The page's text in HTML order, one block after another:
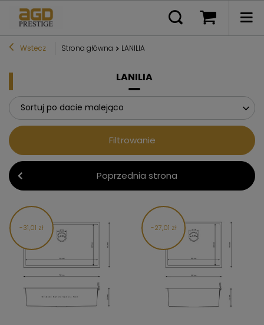
Wstecz Strona główna LANILIA
LANILIA
Sortuj po dacie malejąco
Filtrowanie
Poprzednia strona
31,01 zł 27,01 zł